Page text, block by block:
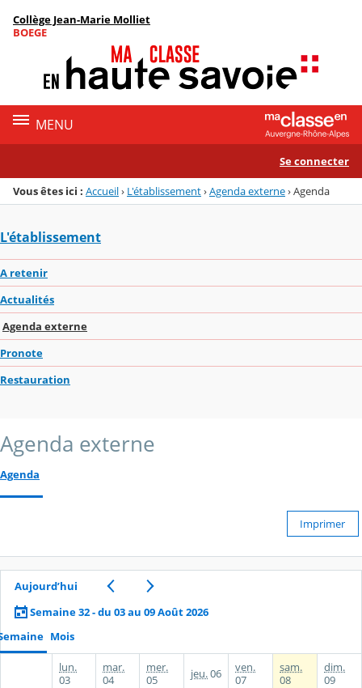
Menu de la rubrique
Contenu
Collège Jean-Marie Molliet
BOEGE
MENU
Se connecter
Vous êtes ici : Accueil› L'établissement›Agenda externe›Agenda
L'établissement
A retenir
Actualités
Agenda externe
Pronote
Restauration
Agenda externe
Agenda
Imprimer
Aujourd’hui
Semaine 32 - du 03 au 09 Août 2026
Mois
lun.
03
mar.
04
mer.
05
jeu.06
ven.
07
sam.
08
dim.
09